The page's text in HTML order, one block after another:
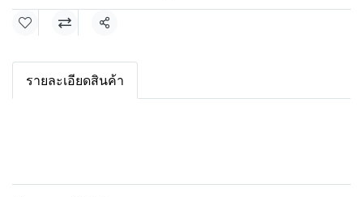
แชร์
รายละเอียดสินค้า